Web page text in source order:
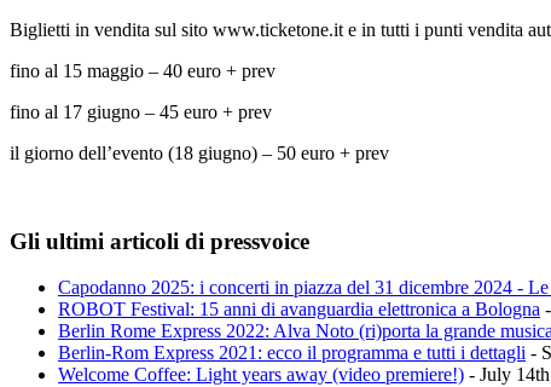
Biglietti in vendita sul sito www.ticketone.it e in tutti i punti vendita
fino al 15 maggio – 40 euro + prev
fino al 17 giugno – 45 euro + prev
il giorno dell’evento (18 giugno) – 50 euro + prev
Gli ultimi articoli di pressvoice
Capodanno 2025: i concerti in piazza del 31 dicembre 2024 -
ROBOT Festival: 15 anni di avanguardia elettronica a Bologna
Berlin Rome Express 2022: Alva Noto (ri)porta la grande
Berlin-Rom Express 2021: ecco il programma e tutti i dettagli -
Welcome Coffee: Light years away (video premiere!) - July